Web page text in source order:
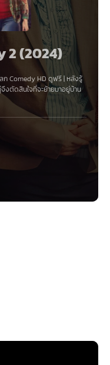
2 (2024)
ก ComedyHD ดูฟรี | หลังรู้
งตัดสินใจที่จะย้ายมาอยู่บ้าน